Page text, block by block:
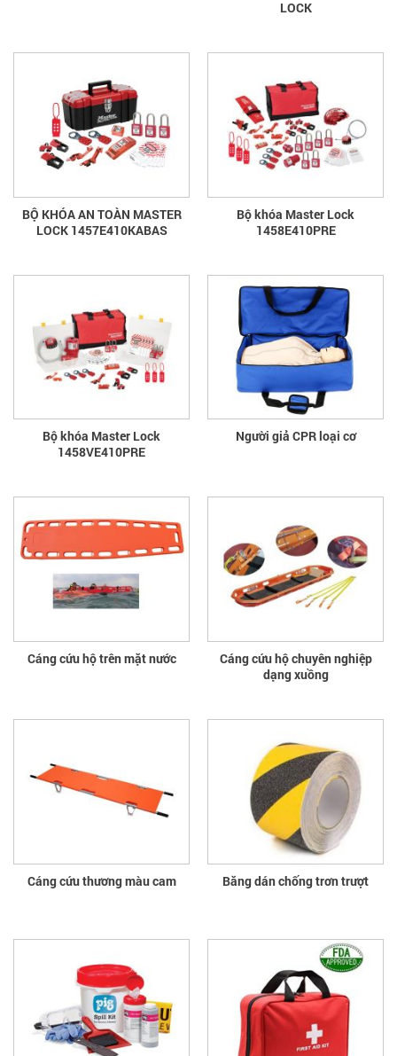
LOCK
BỘ KHÓA AN TOÀN MASTER
LOCK 1457E410KABAS
Bộ khóa Master Lock
1458E410PRE
Bộ khóa Master Lock
1458VE410PRE
Người giả CPR loại cơ
Cáng cứu hộ trên mặt nước
Cáng cứu hộ chuyên nghiệp
dạng xuồng
Cáng cứu thương màu cam Băng dán chống trơn trượt